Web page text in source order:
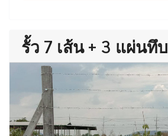
รั้ว 7 เส้น + 3 แผ่นทึบ